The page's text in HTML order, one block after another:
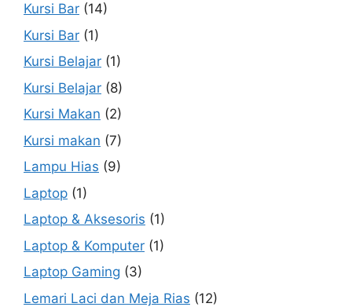
Kursi Bar (14)
Kursi Bar (1)
Kursi Belajar (1)
Kursi Belajar (8)
Kursi Makan (2)
Kursi makan (7)
Lampu Hias (9)
Laptop (1)
Laptop & Aksesoris (1)
Laptop & Komputer (1)
Laptop Gaming (3)
Lemari Laci dan Meja Rias (12)